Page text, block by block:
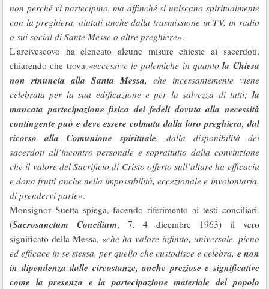
non perché vi partecipino, ma affinché si uniscano spiritualmente
con la preghiera, aiutati anche dalla trasmissione in TV, in radio
o sui social di Sante Messe o altre preghiere».
L'arcivescovo ha elencato alcune misure chieste ai sacerdoti,
chiarendo che trova «eccessive le polemiche in quantola Chiesa
non rinuncia alla Santa Messa, che incessantemente viene
celebrata per la sua edificazione e per la salvezza di tutti; la
mancata partecipazione fisica dei fedeli dovuta alla necessità
contingente può e deve essere colmata dalla loro preghiera, dal
ricorso alla Comunione spirituale, dalla disponibilità dei
sacerdoti all’incontro personale e soprattutto dalla convinzione
che il valore del Sacrificio di Cristo offerto sull’altare ha efficacia
e dona frutti anche nella impossibilità, eccezionale e involontaria,
di prendervi parte».
Monsignor Suetta spiega, facendo riferimento ai testi conciliari,
(Sacrosanctum Concilium, 7, 4 dicembre 1963) il vero
significato della Messa, «che ha valore infinito, universale, pieno
ed efficace in se stessa, per quello che custodisce e celebra, e non
in dipendenza dalle circostanze, anche preziose e significative
come la presenza e la partecipazione materiale del popolo